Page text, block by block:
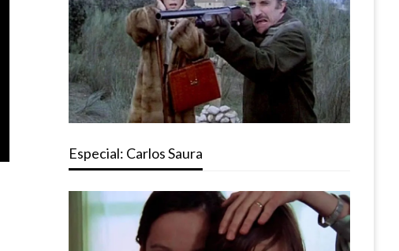
Especial: Carlos Saura